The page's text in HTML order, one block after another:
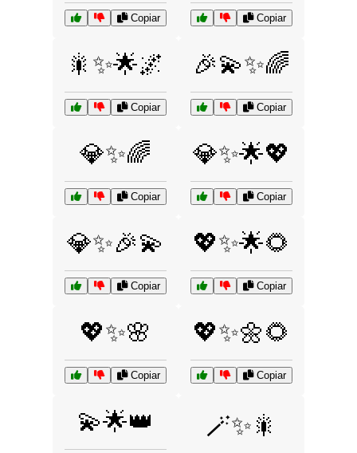
Copiar Copiar
🎇✨🌟🌌
Copiar
🎉💫✨🌈
Copiar
💎✨🌈
Copiar
💎✨🌟💖
Copiar
💎✨🎉💫
Copiar
💖✨🌟🌻
Copiar
💖✨🌸
Copiar
💖✨🌼🌻
Copiar
💫🌟👑 🪄✨🎇